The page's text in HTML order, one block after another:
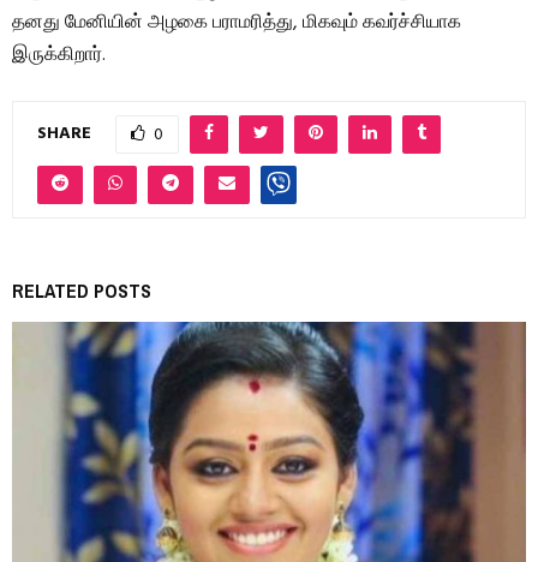
தனது மேனியின் அழகை பராமரித்து, மிகவும் கவர்ச்சியாக
இருக்கிறார்.
SHARE 0
RELATED POSTS